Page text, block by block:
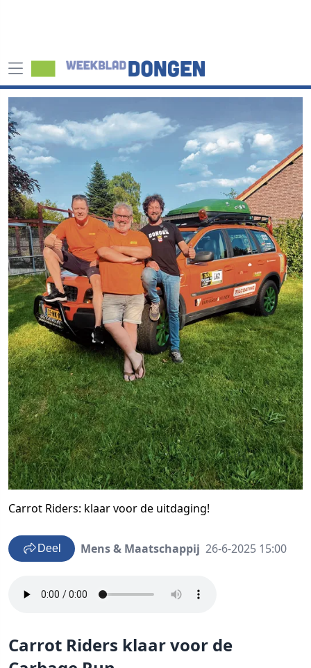
Carrot Riders: klaar voor de uitdaging!
Deel Mens & Maatschappij 26-6-2025 15:00
Carrot Riders klaar voor de